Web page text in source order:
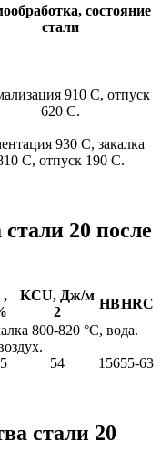
состояние
стали
910 С, отпуск
620 С.
930 С, закалка
С, отпуск 190 С.
20 после
,
KCU, Дж/м
2
HBHRC
800-820 °С, вода.
54 15655-63
стали 20